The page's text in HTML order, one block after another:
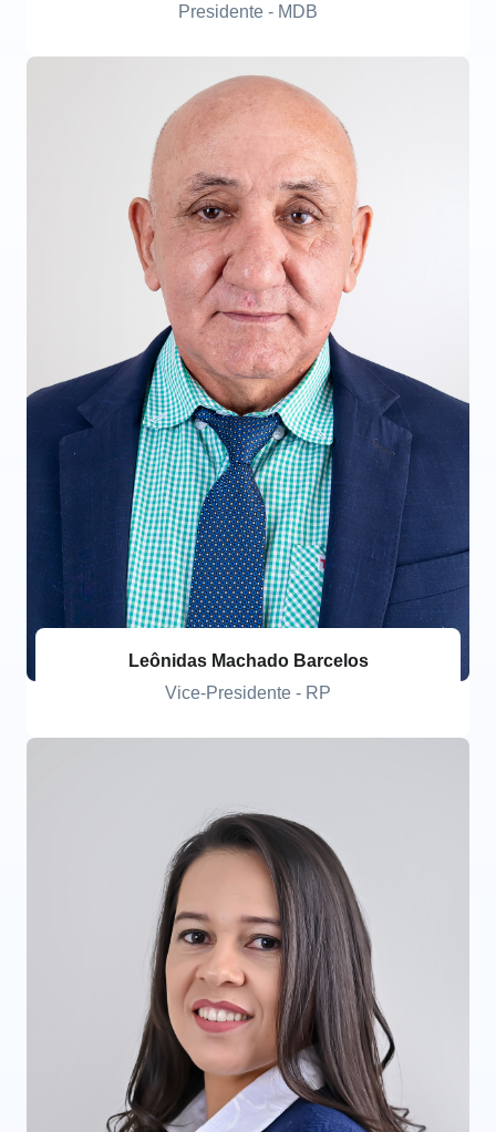
Presidente - MDB
Leônidas Machado Barcelos
Vice-Presidente - RP